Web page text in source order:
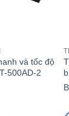
và tốc độ
500AD-2